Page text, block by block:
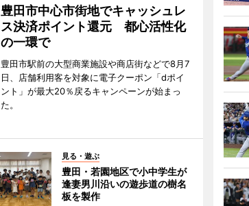
豊田市中心市街地でキャッシュレ
ス決済ポイント還元 都心活性化
の一環で
豊田市駅前の大型商業施設や商店街などで8月7
日、店舗利用客を対象に電子クーポン「dポイ
ント」が最大20％戻るキャンペーンが始まっ
た。
見る・遊ぶ
豊田・若園地区で小中学生が
逢妻男川沿いの遊歩道の樹名
板を製作